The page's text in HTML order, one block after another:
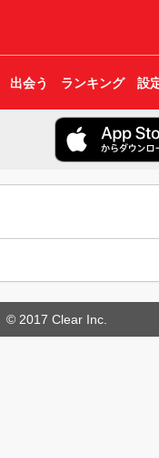
出会う ランキング 設
© 2017 Clear Inc.